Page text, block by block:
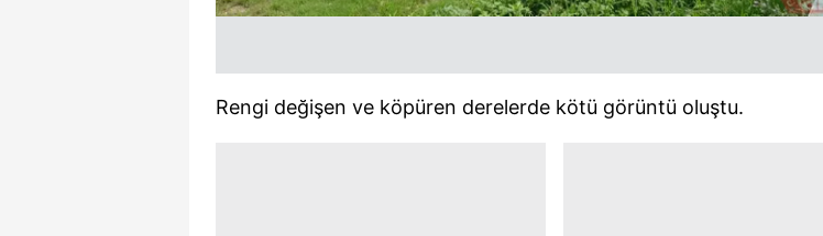
Rengi değişen ve köpüren derelerde kötü görüntü oluştu.